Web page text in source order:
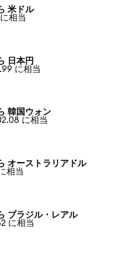
米ドル
相当
日本円
に相当
韓国ウォン
に相当
オーストラリアドル
相当
ブラジル・レアル
に相当